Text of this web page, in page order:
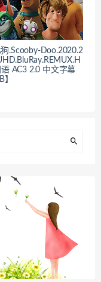
.Scooby-Doo.2020.2
语 AC3 2.0 中文字幕
】